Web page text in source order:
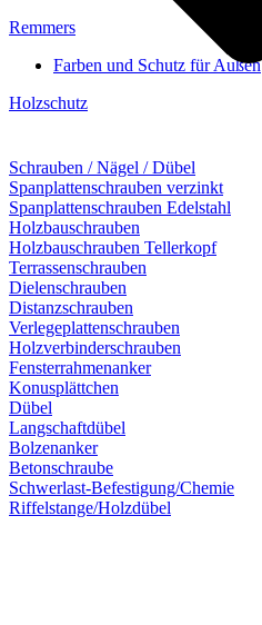
Remmers
Farben und Schutz für Außen
Holzschutz
Schrauben / Nägel / Dübel
Spanplattenschrauben verzinkt
Spanplattenschrauben Edelstahl
Holzbauschrauben
Holzbauschrauben Tellerkopf
Terrassenschrauben
Dielenschrauben
Distanzschrauben
Verlegeplattenschrauben
Holzverbinderschrauben
Fensterrahmenanker
Konusplättchen
Dübel
Langschaftdübel
Bolzenanker
Betonschraube
Schwerlast-Befestigung/Chemie
Riffelstange/Holzdübel